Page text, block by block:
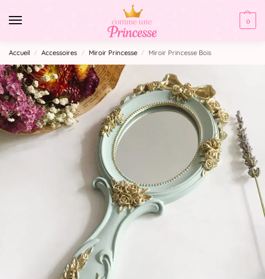
0
Accueil / Accessoires / Miroir Princesse / Miroir Princesse Bois